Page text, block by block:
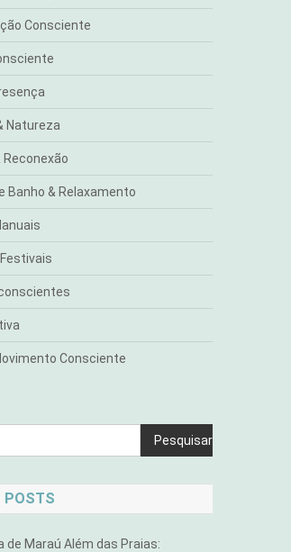
Consciente
Natureza
Reconexão
Banho & Relaxamento
Consciente
Pesquisar
POSTS
de Maraú Além das Praias: